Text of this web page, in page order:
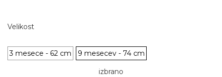
Velikost
3 mesece - 62 cm 9 mesecev - 74 cm
izbrano